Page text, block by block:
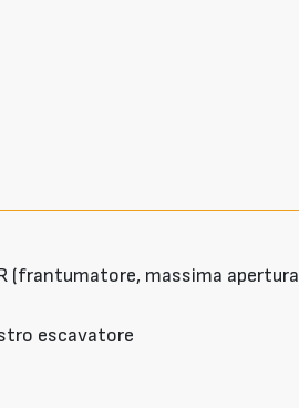
(frantumatore, massima apertura
escavatore